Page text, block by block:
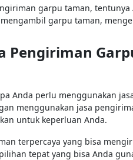
garpu taman,
garpu taman,
Pengiriman
Anda perlu menggunakan
menggunakan jasa
untuk keperluan Anda.
terpercaya yang bisa
tepat yang bisa Anda